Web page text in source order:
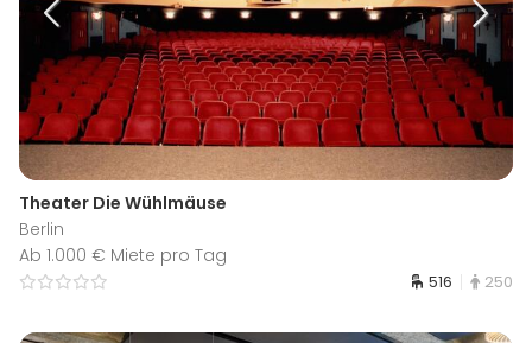
Theater Die Wühlmäuse
Berlin
Ab 1.000 € Miete pro Tag
516 250